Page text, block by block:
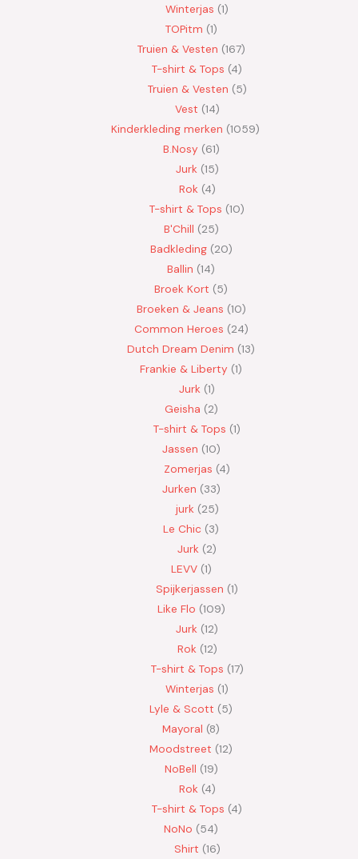
Winterjas 1
TOPitm 1
Truien & Vesten 167
T-shirt & Tops 4
Truien & Vesten 5
Vest 14
Kinderkleding merken 1059
B.Nosy 61
Jurk 15
Rok 4
T-shirt & Tops 10
B'Chill 25
Badkleding 20
Ballin 14
Broek Kort 5
Broeken & Jeans 10
Common Heroes 24
Dutch Dream Denim 13
Frankie & Liberty 1
Jurk 1
Geisha 2
T-shirt & Tops 1
Jassen 10
Zomerjas 4
Jurken 33
jurk 25
Le Chic 3
Jurk 2
LEVV 1
Spijkerjassen 1
Like Flo 109
Jurk 12
Rok 12
T-shirt & Tops 17
Winterjas 1
Lyle & Scott 5
Mayoral 8
Moodstreet 12
NoBell 19
Rok 4
T-shirt & Tops 4
NoNo 54
Shirt 16